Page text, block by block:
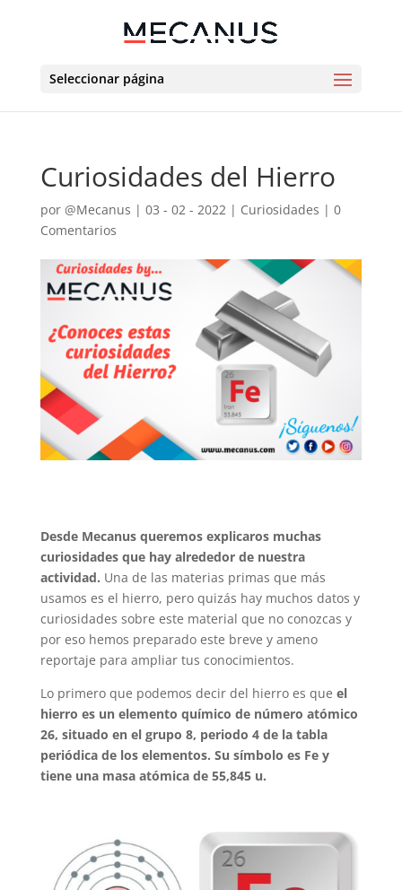
Seleccionar página
Curiosidades del Hierro
por @Mecanus | 03 - 02 - 2022| Curiosidades | 0
Comentarios
Desde Mecanus queremos explicaros muchas
curiosidades que hay alrededor de nuestra
actividad. Una de las materias primas que más
usamos es el hierro, pero quizás hay muchos datos y
curiosidades sobre este material que no conozcas y
por eso hemos preparado este breve y ameno
reportaje para ampliar tus conocimientos.
Lo primero que podemos decir del hierro es que el
hierro​ es un elemento químico de número atómico
26, situado en el grupo 8, periodo 4 de la tabla
periódica de los elementos. Su símbolo es Fe y
tiene una masa atómica de 55,845 u.